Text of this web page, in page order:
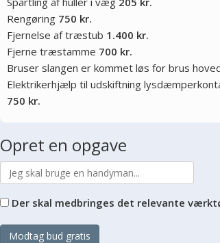
Rengøring 750 kr.
Fjernelse af træstub 1.400 kr.
Fjerne træstamme 700 kr.
Bruser slangen er kommet løs for brus
Elektrikerhjælp til udskiftning
750 kr.
Opret en opgave
Der skal medbringes det relevante
Modtag bud gratis